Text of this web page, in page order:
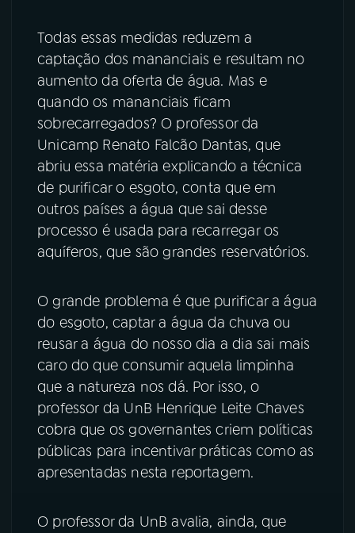
Todas essas medidas reduzem a
captação dos mananciais e resultam no
aumento da oferta de água. Mas e
quando os mananciais ficam
sobrecarregados? O professor da
Unicamp Renato Falcão Dantas, que
abriu essa matéria explicando a técnica
de purificar o esgoto, conta que em
outros países a água que sai desse
processo é usada para recarregar os
aquíferos, que são grandes reservatórios.
O grande problema é que purificar a água
do esgoto, captar a água da chuva ou
reusar a água do nosso dia a dia sai mais
caro do que consumir aquela limpinha
que a natureza nos dá. Por isso, o
professor da UnB Henrique Leite Chaves
cobra que os governantes criem políticas
públicas para incentivar práticas como as
apresentadas nesta reportagem.
O professor da UnB avalia, ainda, que